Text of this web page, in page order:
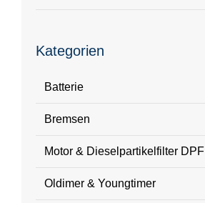
Kategorien
Batterie
Bremsen
Motor & Dieselpartikelfilter DPF
Oldimer & Youngtimer